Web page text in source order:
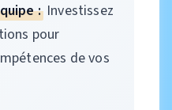
:Investissez
pour
de vos